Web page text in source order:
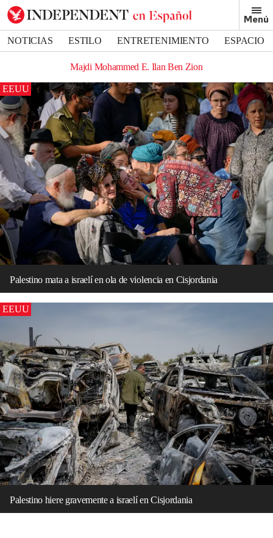
Menú
NOTICIAS ESTILO ENTRETENIMIENTO
ESPACIO
Majdi Mohammed E. Ilan Ben Zion
EEUU
Palestino mata a israelí en ola de violencia en Cisjordania
EEUU
Palestino hiere gravemente a israelí en Cisjordania